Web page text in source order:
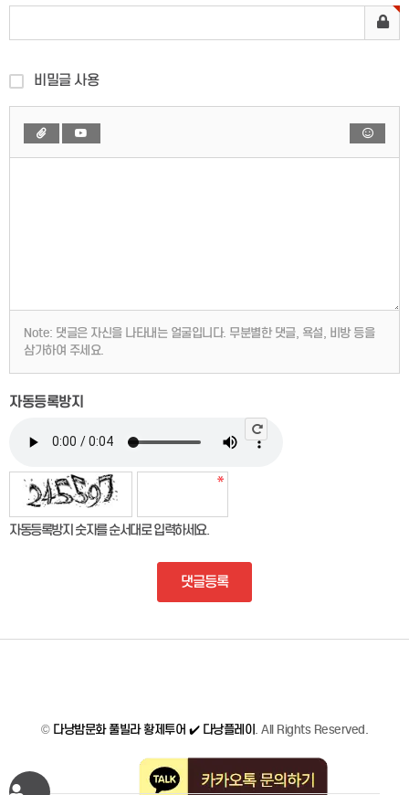
비밀글 사용
Note: 댓글은 자신을 나타내는 얼굴입니다. 무분별한 댓글, 욕설, 비방 등을
삼가하여 주세요.
자동등록방지
자동등록방지 숫자를 순서대로 입력하세요.
댓글등록
© 다낭밤문화 풀빌라 황제투어 ✔️ 다낭플레이 . All Rights Reserved.